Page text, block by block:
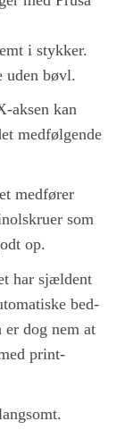
i stykker.
uden bøvl.
aksen kan
medfølgende
medfører
som
op.
har sjældent
bed-
dog nem at
print-